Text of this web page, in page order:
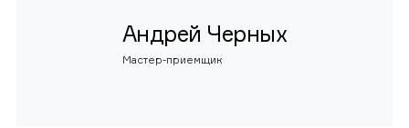
Андрей Черных
Мастер-приемщик